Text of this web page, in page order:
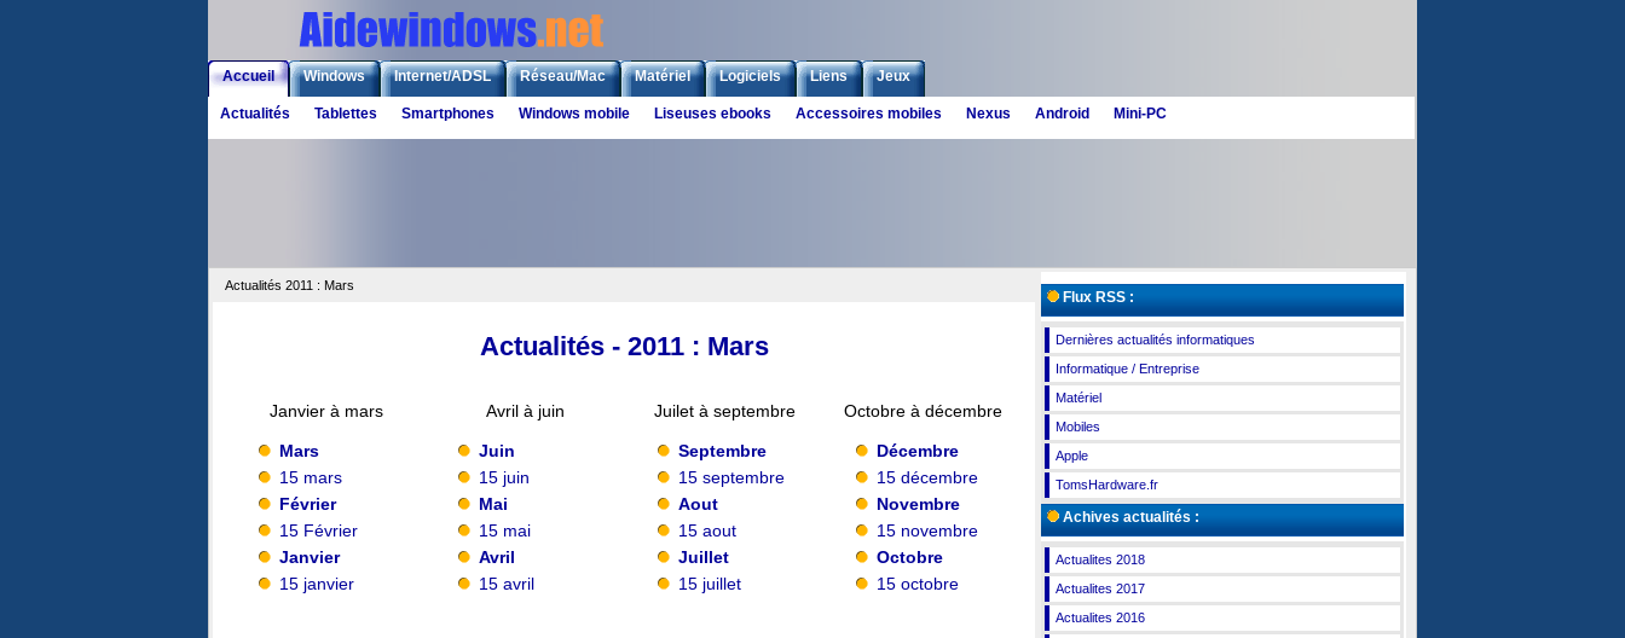
Accueil Windows Internet/ADSL Réseau/Mac Matériel Logiciels Liens Jeux
Actualités Tablettes Smartphones Windows mobile Liseuses ebooks Accessoires mobiles Nexus Android Mini-PC
Actualités 2011 : Mars
Actualités - 2011 : Mars
Janvier à mars
Mars
15 mars
Février
15 Février
Janvier
15 janvier
Avril à juin
Juin
15 juin
Mai
15 mai
Avril
15 avril
Juilet à septembre
Septembre
15 septembre
Aout
15 aout
Juillet
15 juillet
Octobre à décembre
Décembre
15 décembre
Novembre
15 novembre
Octobre
15 octobre
Flux RSS :
Dernières actualités informatiques
Informatique / Entreprise
Matériel
Mobiles
Apple
TomsHardware.fr
Achives actualités :
Actualites 2018
Actualites 2017
Actualites 2016